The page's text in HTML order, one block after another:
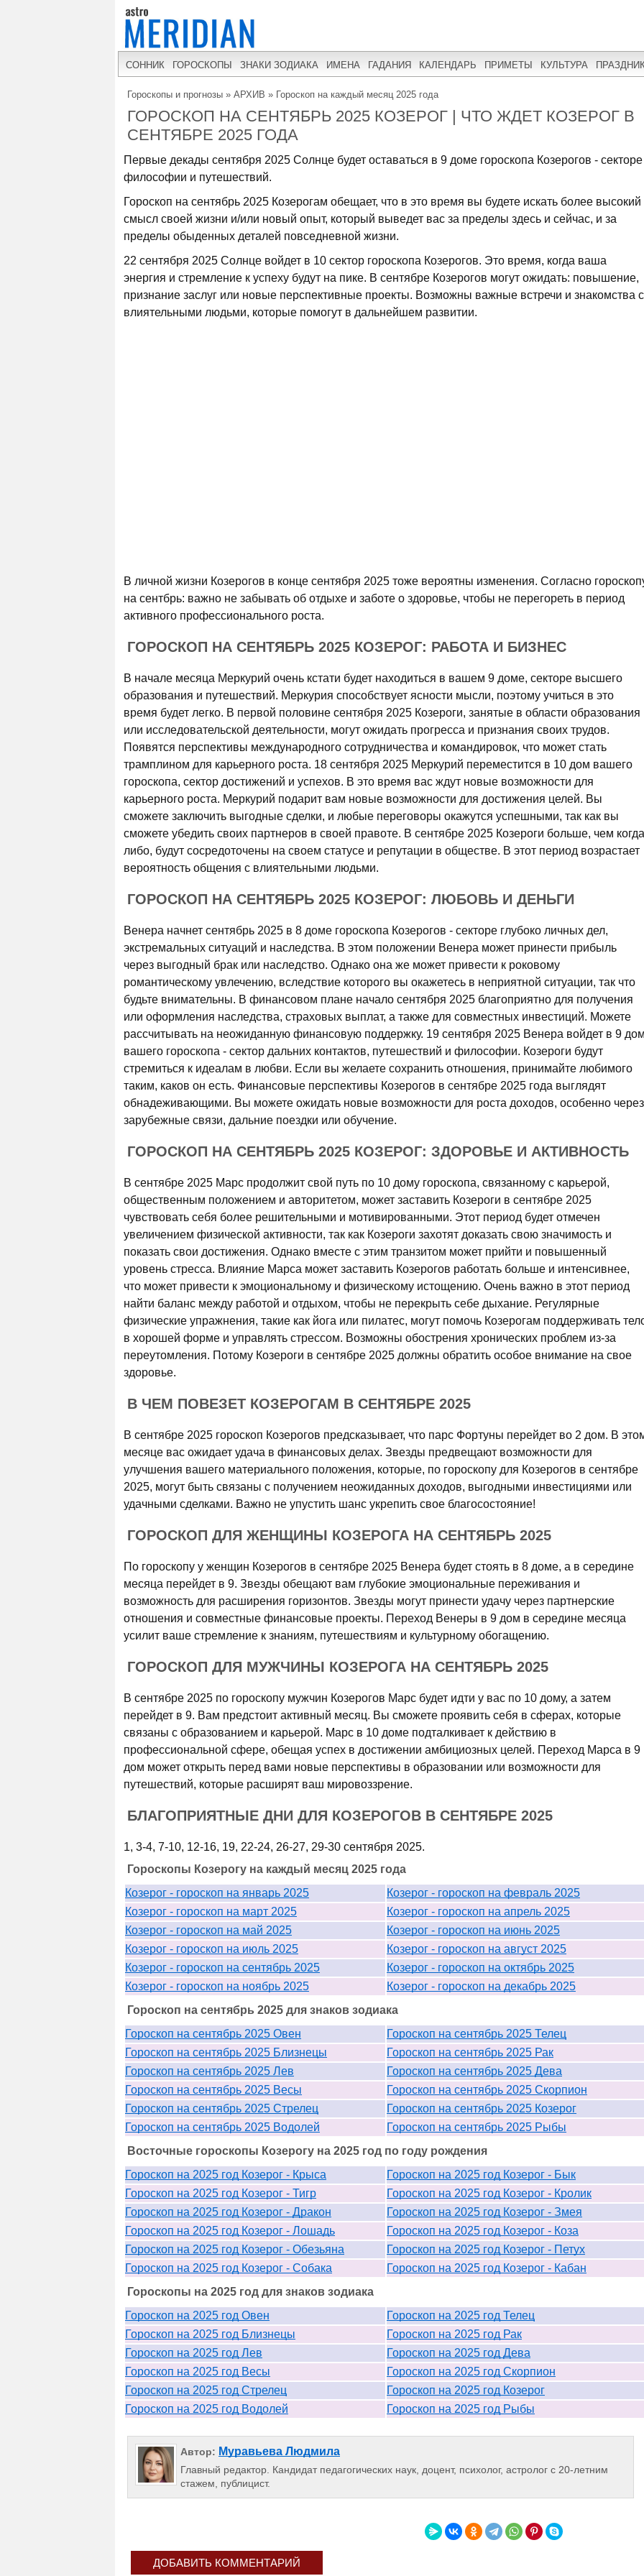
СОННИК ГОРОСКОПЫ ЗНАКИ ЗОДИАКА ИМЕНА ГАДАНИЯ КАЛЕНДАРЬ ПРИМЕТЫ КУЛЬТУРА
Гороскопы и прогнозы » АРХИВ » Гороскоп на каждый месяц 2025 года
ГОРОСКОП НА СЕНТЯБРЬ 2025 КОЗЕРОГ | ЧТО ЖДЕТ КОЗЕРОГ В
СЕНТЯБРЕ 2025 ГОДА
Первые декады сентября 2025 Солнце будет оставаться в 9 доме гороскопа Козерогов - секторе
философии и путешествий.
Гороскоп на сентябрь 2025 Козерогам обещает, что в это время вы будете искать более высокий
смысл своей жизни и/или новый опыт, который выведет вас за пределы здесь и сейчас, и за
пределы обыденных деталей повседневной жизни.
22 сентября 2025 Солнце войдет в 10 сектор гороскопа Козерогов. Это время, когда ваша
энергия и стремление к успеху будут на пике. В сентябре Козерогов могут ожидать: повышение,
признание заслуг или новые перспективные проекты. Возможны важные встречи и знакомства с
влиятельными людьми, которые помогут в дальнейшем развитии.
В личной жизни Козерогов в конце сентября 2025 тоже вероятны изменения. Согласно
на сентбрь: важно не забывать об отдыхе и заботе о здоровье, чтобы не перегореть в период
активного профессионального роста.
ГОРОСКОП НА СЕНТЯБРЬ 2025 КОЗЕРОГ: РАБОТА И БИЗНЕС
В начале месяца Меркурий очень кстати будет находиться в вашем 9 доме, секторе высшего
образования и путешествий. Меркурия способствует ясности мысли, поэтому учиться в это
время будет легко. В первой половине сентября 2025 Козероги, занятые в области образования
или исследовательской деятельности, могут ожидать прогресса и признания своих трудов.
Появятся перспективы международного сотрудничества и командировок, что может стать
трамплином для карьерного роста. 18 сентября 2025 Меркурий переместится в 10 дом вашего
гороскопа, сектор достижений и успехов. В это время вас ждут новые возможности для
карьерного роста. Меркурий подарит вам новые возможности для достижения целей. Вы
сможете заключить выгодные сделки, и любые переговоры окажутся успешными, так как вы
сможете убедить своих партнеров в своей правоте. В сентябре 2025 Козероги больше, чем
либо, будут сосредоточены на своем статусе и репутации в обществе. В этот период возрастает
вероятность общения с влиятельными людьми.
ГОРОСКОП НА СЕНТЯБРЬ 2025 КОЗЕРОГ: ЛЮБОВЬ И ДЕНЬГИ
Венера начнет сентябрь 2025 в 8 доме гороскопа Козерогов - секторе глубоко личных дел,
экстремальных ситуаций и наследства. В этом положении Венера может принести прибыль
через выгодный брак или наследство. Однако она же может привести к роковому
романтическому увлечению, вследствие которого вы окажетесь в неприятной ситуации, так что
будьте внимательны. В финансовом плане начало сентября 2025 благоприятно для получения
или оформления наследства, страховых выплат, а также для совместных инвестиций. Можете
рассчитывать на неожиданную финансовую поддержку. 19 сентября 2025 Венера войдет в 9
вашего гороскопа - сектор дальних контактов, путешествий и философии. Козероги будут
стремиться к идеалам в любви. Если вы желаете сохранить отношения, принимайте любимого
таким, каков он есть. Финансовые перспективы Козерогов в сентябре 2025 года выглядят
обнадеживающими. Вы можете ожидать новые возможности для роста доходов, особенно через
зарубежные связи, дальние поездки или обучение.
ГОРОСКОП НА СЕНТЯБРЬ 2025 КОЗЕРОГ: ЗДОРОВЬЕ И АКТИВНОСТЬ
В сентябре 2025 Марс продолжит свой путь по 10 дому гороскопа, связанному с карьерой,
общественным положением и авторитетом, может заставить Козероги в сентябре 2025
чувствовать себя более решительными и мотивированными. Этот период будет отмечен
увеличением физической активности, так как Козероги захотят доказать свою значимость и
показать свои достижения. Однако вместе с этим транзитом может прийти и повышенный
уровень стресса. Влияние Марса может заставить Козерогов работать больше и интенсивнее,
что может привести к эмоциональному и физическому истощению. Очень важно в этот период
найти баланс между работой и отдыхом, чтобы не перекрыть себе дыхание. Регулярные
физические упражнения, такие как йога или пилатес, могут помочь Козерогам поддерживать
в хорошей форме и управлять стрессом. Возможны обострения хронических проблем из-за
переутомления. Потому Козероги в сентябре 2025 должны обратить особое внимание на свое
здоровье.
В ЧЕМ ПОВЕЗЕТ КОЗЕРОГАМ В СЕНТЯБРЕ 2025
В сентябре 2025 гороскоп Козерогов предсказывает, что парс Фортуны перейдет во 2 дом. В
месяце вас ожидает удача в финансовых делах. Звезды предвещают возможности для
улучшения вашего материального положения, которые, по гороскопу для Козерогов в сентябре
2025, могут быть связаны с получением неожиданных доходов, выгодными инвестициями или
удачными сделками. Важно не упустить шанс укрепить свое благосостояние!
ГОРОСКОП ДЛЯ ЖЕНЩИНЫ КОЗЕРОГА НА СЕНТЯБРЬ 2025
По гороскопу у женщин Козерогов в сентябре 2025 Венера будет стоять в 8 доме, а в середине
месяца перейдет в 9. Звезды обещают вам глубокие эмоциональные переживания и
возможность для расширения горизонтов. Звезды могут принести удачу через партнерские
отношения и совместные финансовые проекты. Переход Венеры в 9 дом в середине месяца
усилит ваше стремление к знаниям, путешествиям и культурному обогащению.
ГОРОСКОП ДЛЯ МУЖЧИНЫ КОЗЕРОГА НА СЕНТЯБРЬ 2025
В сентябре 2025 по гороскопу мужчин Козерогов Марс будет идти у вас по 10 дому, а затем
перейдет в 9. Вам предстоит активный месяц. Вы сможете проявить себя в сферах, которые
связаны с образованием и карьерой. Марс в 10 доме подталкивает к действию в
профессиональной сфере, обещая успех в достижении амбициозных целей. Переход Марса в 9
дом может открыть перед вами новые перспективы в образовании или возможности для
путешествий, которые расширят ваш мировоззрение.
БЛАГОПРИЯТНЫЕ ДНИ ДЛЯ КОЗЕРОГОВ В СЕНТЯБРЕ 2025
1, 3-4, 7-10, 12-16, 19, 22-24, 26-27, 29-30 сентября 2025.
Гороскопы Козерогу на каждый месяц 2025 года
Козерог - гороскоп на январь 2025
Козерог - гороскоп на февраль 2025
Козерог - гороскоп на март 2025
Козерог - гороскоп на апрель 2025
Козерог - гороскоп на май 2025
Козерог - гороскоп на июнь 2025
Козерог - гороскоп на июль 2025
Козерог - гороскоп на август 2025
Козерог - гороскоп на сентябрь 2025
Козерог - гороскоп на октябрь 2025
Козерог - гороскоп на ноябрь 2025
Козерог - гороскоп на декабрь 2025
Гороскоп на сентябрь 2025 для знаков зодиака
Гороскоп на сентябрь 2025 Овен
Гороскоп на сентябрь 2025 Телец
Гороскоп на сентябрь 2025 Близнецы
Гороскоп на сентябрь 2025 Рак
Гороскоп на сентябрь 2025 Лев
Гороскоп на сентябрь 2025 Дева
Гороскоп на сентябрь 2025 Весы
Гороскоп на сентябрь 2025 Скорпион
Гороскоп на сентябрь 2025 Стрелец
Гороскоп на сентябрь 2025 Козерог
Гороскоп на сентябрь 2025 Водолей
Гороскоп на сентябрь 2025 Рыбы
Восточные гороскопы Козерогу на 2025 год по году рождения
Гороскоп на 2025 год Козерог - Крыса
Гороскоп на 2025 год Козерог - Бык
Гороскоп на 2025 год Козерог - Тигр
Гороскоп на 2025 год Козерог - Кролик
Гороскоп на 2025 год Козерог - Дракон
Гороскоп на 2025 год Козерог - Змея
Гороскоп на 2025 год Козерог - Лошадь
Гороскоп на 2025 год Козерог - Коза
Гороскоп на 2025 год Козерог - Обезьяна
Гороскоп на 2025 год Козерог - Петух
Гороскоп на 2025 год Козерог - Собака
Гороскоп на 2025 год Козерог - Кабан
Гороскопы на 2025 год для знаков зодиака
Гороскоп на 2025 год Овен
Гороскоп на 2025 год Телец
Гороскоп на 2025 год Близнецы
Гороскоп на 2025 год Рак
Гороскоп на 2025 год Лев
Гороскоп на 2025 год Дева
Гороскоп на 2025 год Весы
Гороскоп на 2025 год Скорпион
Гороскоп на 2025 год Стрелец
Гороскоп на 2025 год Козерог
Гороскоп на 2025 год Водолей
Гороскоп на 2025 год Рыбы
Автор: Муравьева Людмила
Главный редактор. Кандидат педагогических наук, доцент, психолог, астролог с 20-летним
стажем, публицист.
ДОБАВИТЬ КОММЕНТАРИЙ